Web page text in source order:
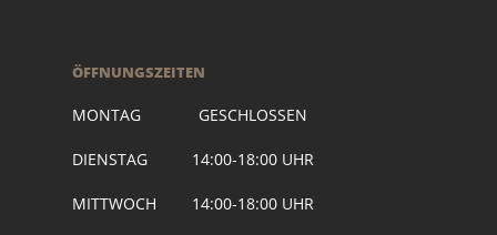
ÖFFNUNGSZEITEN
MONTAG GESCHLOSSEN
DIENSTAG 14:00-18:00 UHR
MITTWOCH 14:00-18:00 UHR